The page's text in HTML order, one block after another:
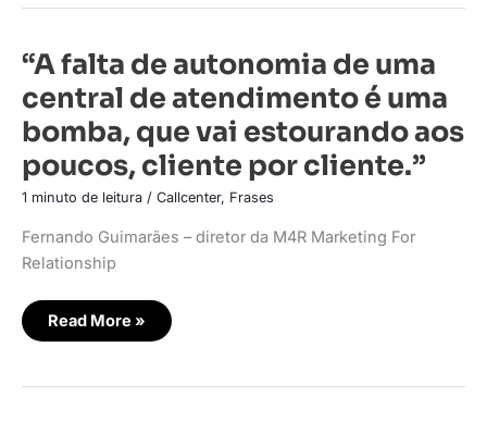
“A falta de autonomia de uma
central de atendimento é uma
bomba, que vai estourando aos
poucos, cliente por cliente.”
1 minuto de leitura / Callcenter, Frases
Fernando Guimarães – diretor da M4R Marketing For
Relationship
“A
falta
autonomia
de
uma
central
de
atendimento
é
uma
que
vai
estourando
poucos,
cliente
por
cliente.”
Read More »